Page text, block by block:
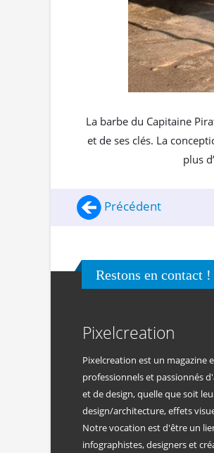
La barbe du Capitaine
et de ses clés. La
plus
Précédent
Restons en contact !
Pixelcreation
Pixelcreation est un magazine
professionnels et passionnés
et de design, quelle que soit
design/architecture, effets
Notre vocation est d'être un
infographistes, designers et